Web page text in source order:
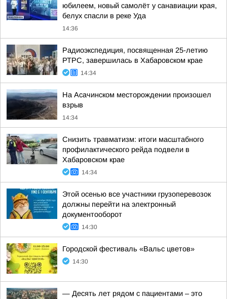
юбилеем, новый самолёт у санавиации края,
белух спасли в реке Уда
14:36
Радиоэкспедиция, посвященная 25-летию
РТРС, завершилась в Хабаровском крае
14:34
На Асачинском месторождении произошел
взрыв
14:34
Снизить травматизм: итоги масштабного
профилактического рейда подвели в
Хабаровском крае
14:34
Этой осенью все участники грузоперевозок
должны перейти на электронный
документооборот
14:30
Городской фестиваль «Вальс цветов»
14:30
— Десять лет рядом с пациентами – это